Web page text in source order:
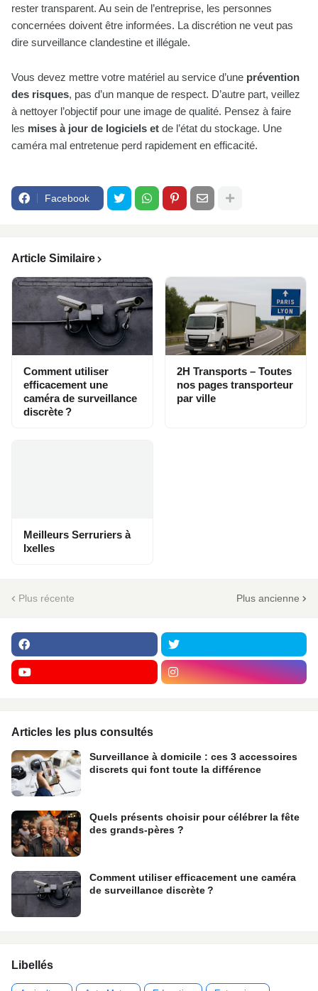
rester transparent. Au sein de l’entreprise, les personnes
concernées doivent être informées. La discrétion ne veut pas
dire surveillance clandestine et illégale.
Vous devez mettre votre matériel au service d’une prévention
des risques, pas d’un manque de respect. D’autre part, veillez
à nettoyer l’objectif pour une image de qualité. Pensez à faire
les mises à jour de logiciels et de l’état du stockage. Une
caméra mal entretenue perd rapidement en efficacité.
Facebook
Article Similaire
Comment utiliser
efficacement une
caméra de surveillance
discrète ?
2H Transports – Toutes
nos pages transporteur
par ville
Meilleurs Serruriers à
Ixelles
Plus récente Plus ancienne
Articles les plus consultés
Surveillance à domicile : ces 3 accessoires
discrets qui font toute la différence
Quels présents choisir pour célébrer la fête
des grands-pères ?
Comment utiliser efficacement une caméra
de surveillance discrète ?
Libellés